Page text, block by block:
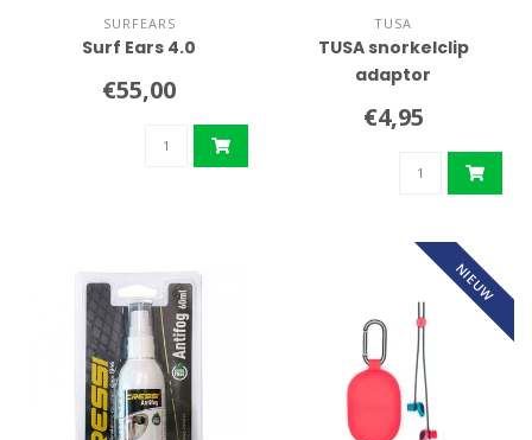
SURFEARS
Surf Ears 4.0
€55,00
TUSA
TUSA snorkelclip
adaptor
€4,95
NIEUW